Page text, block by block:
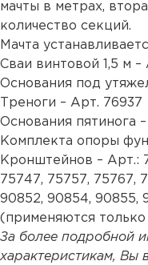
мачты в метрах,
количество секций.
Мачта
Сваи винтовой 1,5 м –
Основания под
Треноги – Арт. 76937
Основания пятинога –
Комплекта опоры
Кронштейнов – Арт.:
75747, 75757, 75767,
90852, 90854, 90855,
(применяются
За более подробной
характеристикам, Вы